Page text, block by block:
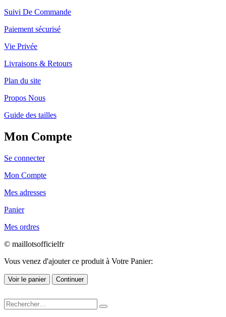
Suivi De Commande
Paiement sécurisé
Vie Privée
Livraisons & Retours
Plan du site
Propos Nous
Guide des tailles
Mon Compte
Se connecter
Mon Compte
Mes adresses
Panier
Mes ordres
© maillotsofficielfr
Vous venez d'ajouter ce produit à Votre Panier:
Voir le panier Continuer